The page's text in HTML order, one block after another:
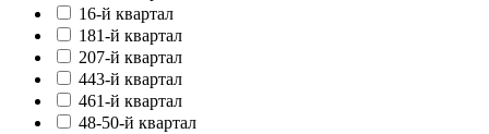
16-й квартал
181-й квартал
207-й квартал
443-й квартал
461-й квартал
48-50-й квартал